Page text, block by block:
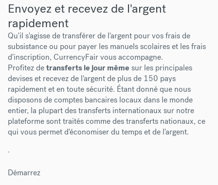
Envoyez et recevez de l'argent
rapidement
Qu'il s'agisse de transférer de l'argent pour vos frais de
subsistance ou pour payer les manuels scolaires et les frais
d'inscription, CurrencyFair vous accompagne.
Profitez detransferts le jour mêmesur les principales
devises et recevez de l'argent de plus de 150 pays
rapidement et en toute sécurité. Étant donné que nous
disposons de comptes bancaires locaux dans le monde
entier, la plupart des transferts internationaux sur notre
plateforme sont traités comme des transferts nationaux, ce
qui vous permet d'économiser du temps et de l'argent.
.
Démarrez